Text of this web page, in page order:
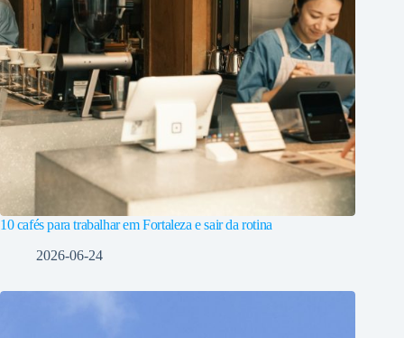
10 cafés para trabalhar em Fortaleza e sair da rotina
2026-06-24